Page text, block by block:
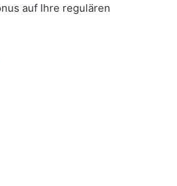
auf Ihre regulären